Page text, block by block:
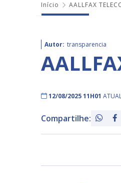
Início AALLFAX
Autor: transparencia
12/08/2025 11H01
Compartilhe: